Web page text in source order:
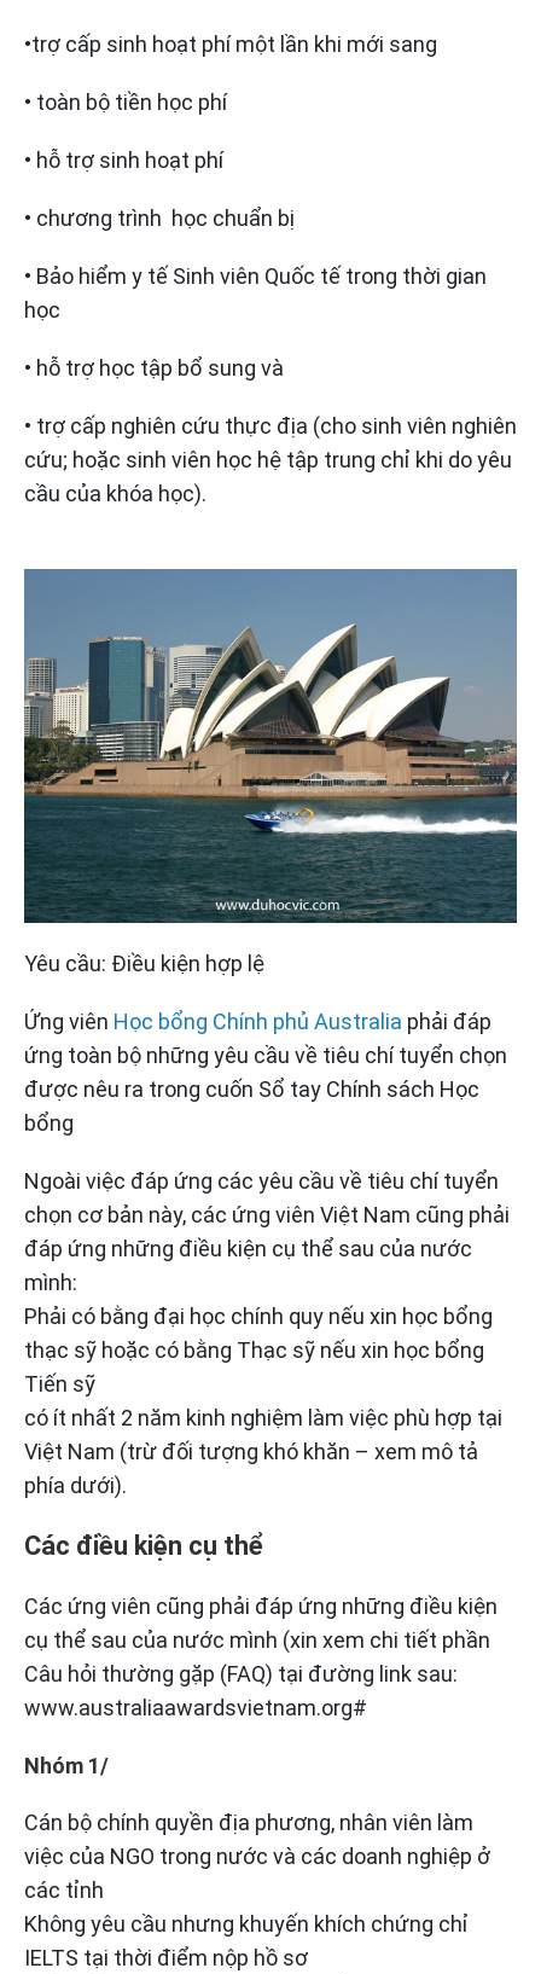
•trợ cấp sinh hoạt phí một lần khi mới sang
• toàn bộ tiền học phí
• hỗ trợ sinh hoạt phí
• chương trình học chuẩn bị
• Bảo hiểm y tế Sinh viên Quốc tế trong thời gian
học
• hỗ trợ học tập bổ sung và
• trợ cấp nghiên cứu thực địa (cho sinh viên nghiên
cứu; hoặc sinh viên học hệ tập trung chỉ khi do yêu
cầu của khóa học).
Yêu cầu: Điều kiện hợp lệ
Ứng viên Học bổng Chính phủ Australia phải đáp
ứng toàn bộ những yêu cầu về tiêu chí tuyển chọn
được nêu ra trong cuốn Sổ tay Chính sách Học
bổng
Ngoài việc đáp ứng các yêu cầu về tiêu chí tuyển
chọn cơ bản này, các ứng viên Việt Nam cũng phải
đáp ứng những điều kiện cụ thể sau của nước
mình:
Phải có bằng đại học chính quy nếu xin học bổng
thạc sỹ hoặc có bằng Thạc sỹ nếu xin học bổng
Tiến sỹ
có ít nhất 2 năm kinh nghiệm làm việc phù hợp tại
Việt Nam (trừ đối tượng khó khăn – xem mô tả
phía dưới).
Các điều kiện cụ thể
Các ứng viên cũng phải đáp ứng những điều kiện
cụ thể sau của nước mình (xin xem chi tiết phần
Câu hỏi thường gặp (FAQ) tại đường link sau:
www.australiaawardsvietnam.org#
Nhóm 1/
Cán bộ chính quyền địa phương, nhân viên làm
việc của NGO trong nước và các doanh nghiệp ở
các tỉnh
Không yêu cầu nhưng khuyến khích chứng chỉ
IELTS tại thời điểm nộp hồ sơ